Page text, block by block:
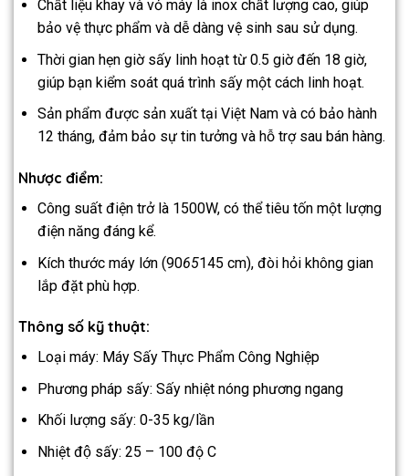
Chất liệu khay và vỏ máy là inox chất lượng cao, giúp
bảo vệ thực phẩm và dễ dàng vệ sinh sau sử dụng.
Thời gian hẹn giờ sấy linh hoạt từ 0.5 giờ đến 18 giờ,
giúp bạn kiểm soát quá trình sấy một cách linh hoạt.
Sản phẩm được sản xuất tại Việt Nam và có bảo hành
12 tháng, đảm bảo sự tin tưởng và hỗ trợ sau bán hàng.
Nhược điểm:
Công suất điện trở là 1500W, có thể tiêu tốn một lượng
điện năng đáng kể.
Kích thước máy lớn (9065145 cm), đòi hỏi không gian
lắp đặt phù hợp.
Thông số kỹ thuật:
Loại máy: Máy Sấy Thực Phẩm Công Nghiệp
Phương pháp sấy: Sấy nhiệt nóng phương ngang
Khối lượng sấy: 0-35 kg/lần
Nhiệt độ sấy: 25 – 100 độ C